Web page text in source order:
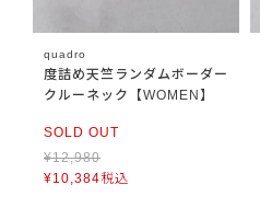
quadro
度詰め天竺ランダムボーダー
クルーネック【WOMEN】
SOLD OUT
¥12,980
¥10,384税込